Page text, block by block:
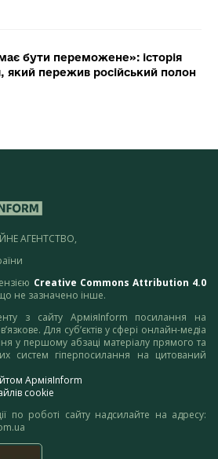
бути переможене»: історія
який пережив російський полон
АГЕНТСТВО,
Creative Commons Attribution 4.0
не зазначено інше.
з сайту АрміяInform посилання на
Для суб’єктів у сфері онлайн-медіа
у першому абзаці матеріалу прямого та
систем гіперпосилання на цитований
АрміяInform
cookie
по роботі сайту надсилайте на адресу: